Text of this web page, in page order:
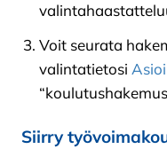
Voit seurata
valintatietosi
Siirry